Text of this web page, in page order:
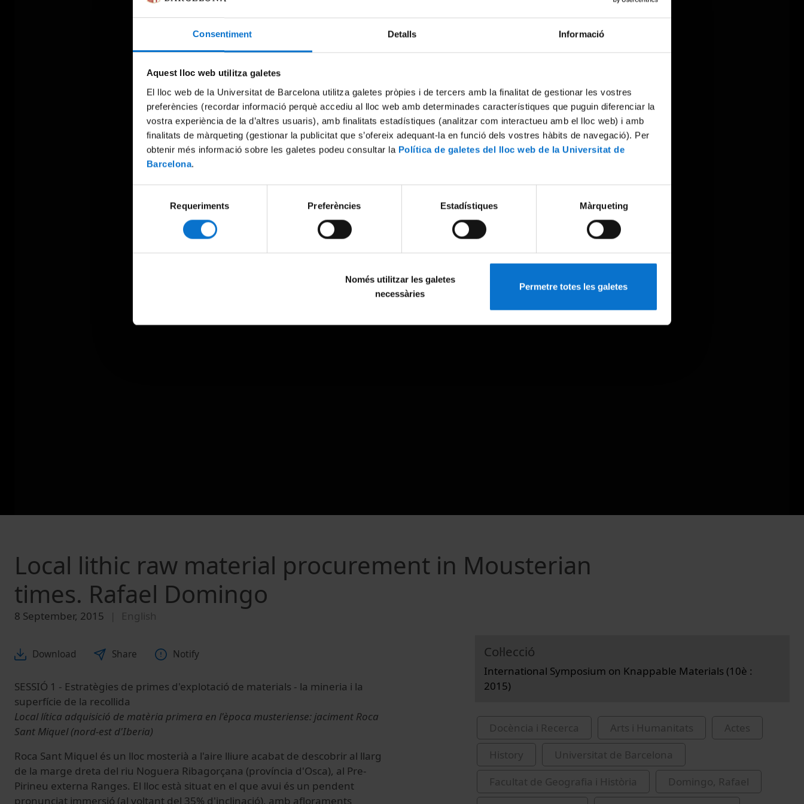
Consentiment Detalls Informació
Aquest lloc web utilitza galetes
El lloc web de la Universitat de Barcelona utilitza galetes pròpies i de tercers amb la finalitat de gestionar les vostres
preferències (recordar informació perquè accediu al lloc web amb determinades característiques que puguin diferenciar la
vostra experiència de la d’altres usuaris), amb finalitats estadístiques (analitzar com interactueu amb el lloc web) i amb
finalitats de màrqueting (gestionar la publicitat que s’ofereix adequant-la en funció dels vostres hàbits de navegació). Per
obtenir més informació sobre les galetes podeu consultar la Política de galetes del lloc web de la Universitat de
Barcelona.
consentiment
Requeriments Preferències Estadístiques Màrqueting
Només utilitzar les galetes
necessàries
Permetre totes les galetes
Local lithic raw material procurement in Mousterian
times. Rafael Domingo
8 September, 2015 English
Download Share Notify
SESSIÓ 1 - Estratègies de primes d'explotació de materials - la mineria i la
superfície de la recollida
Local lítica adquisició de matèria primera en l'època musteriense: jaciment Roca
Sant Miquel (nord-est d'Iberia)
Roca Sant Miquel és un lloc mosterià a l'aire lliure acabat de descobrir al llarg
de la marge dreta del riu Noguera Ribagorçana (província d'Osca), al Pre-
Pirineu externa Ranges. El lloc està situat en el que avui és un pendent
pronunciat immersió (al voltant del 35% d'inclinació), amb afloraments
Col·lecció
International Symposium on Knappable Materials (10è :
2015)
Docència i Recerca Arts i Humanitats
Actes
History
Universitat de Barcelona
Facultat de Geografia i Història
Domingo, Rafael